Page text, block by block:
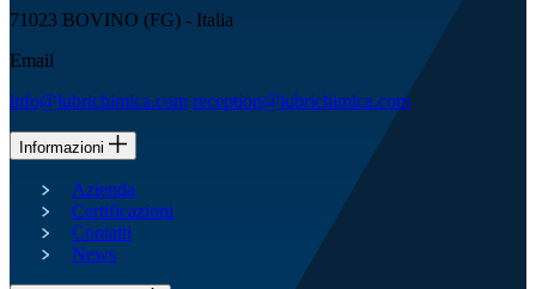
71023 BOVINO (FG) - Italia
Email
info@lubrichimica.com reception@lubrichimica.com
Informazioni
Azienda
Certificazioni
Contatti
News